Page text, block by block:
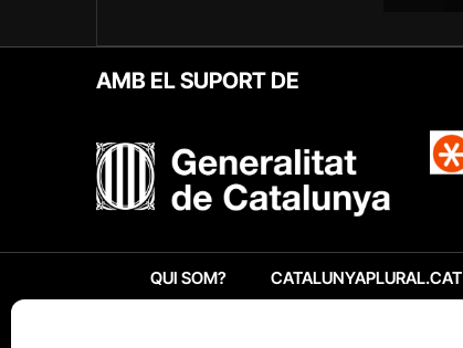
AMB EL SUPORT DE
QUI SOM? CATALUNYAPLURAL.CAT